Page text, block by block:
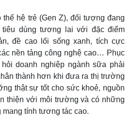
thế hệ trẻ (Gen Z), đối tượng đang
dùng tương lai với đặc điểm
đề cao lối sống xanh, tích cực
nền tảng công nghệ cao… Phục
doanh nghiệp ngành sữa phải
thành hơn khi đưa ra thị trường
thật sự tốt cho sức khoẻ, nguồn
thiện với môi trường và có những
mang tính tương tác cao.